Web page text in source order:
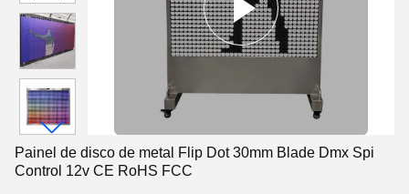
Painel de disco de metal Flip Dot 30mm Blade Dmx Spi
Control 12v CE RoHS FCC